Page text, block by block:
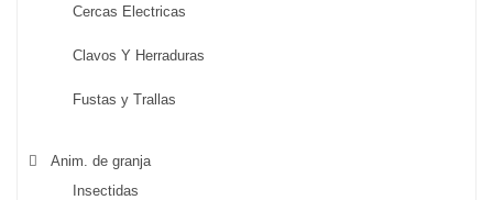
Cercas Electricas
Clavos Y Herraduras
Fustas y Trallas
Anim. de granja
Insectidas